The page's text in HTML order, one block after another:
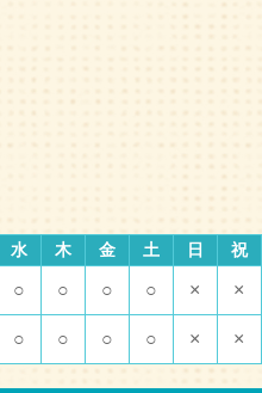
水 木 金 土 日
祝
○ ○ ○ ○ × ×
○ ○ ○ ○ × ×